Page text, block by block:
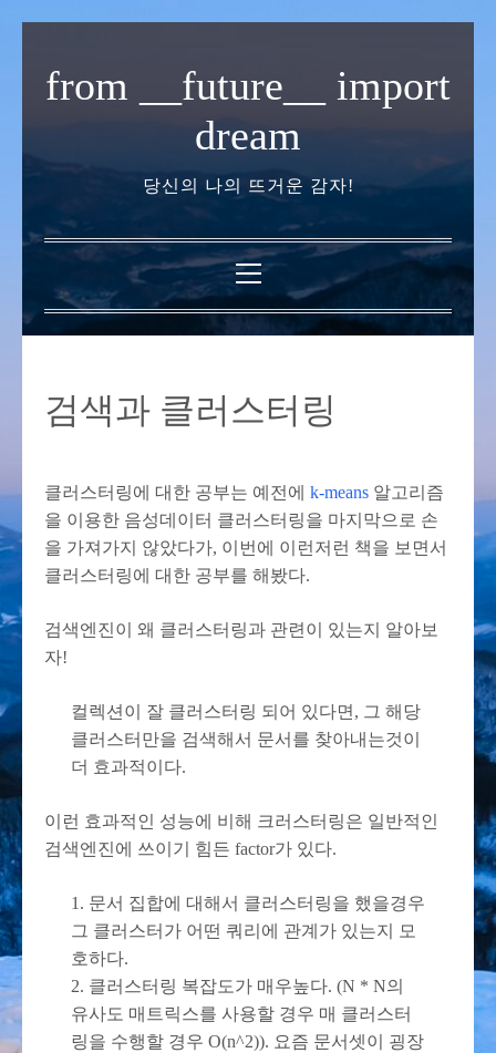
기
from __future__ import
dream
당신의 나의 뜨거운 감자!
기
본
메
뉴
검색과 클러스터링
클러스터링에 대한 공부는 예전에 k-means 알고리즘
을 이용한 음성데이터 클러스터링을 마지막으로 손
을 가져가지 않았다가, 이번에 이런저런 책을 보면서
클러스터링에 대한 공부를 해봤다.
검색엔진이 왜 클러스터링과 관련이 있는지 알아보
자!
컬렉션이 잘 클러스터링 되어 있다면, 그 해당
클러스터만을 검색해서 문서를 찾아내는것이
더 효과적이다.
이런 효과적인 성능에 비해 크러스터링은 일반적인
검색엔진에 쓰이기 힘든 factor가 있다.
1. 문서 집합에 대해서 클러스터링을 했을경우
그 클러스터가 어떤 쿼리에 관계가 있는지 모
호하다.
2. 클러스터링 복잡도가 매우높다. (N * N의
유사도 매트릭스를 사용할 경우 매 클러스터
링을 수행할 경우 O(n^2)). 요즘 문서셋이 굉장